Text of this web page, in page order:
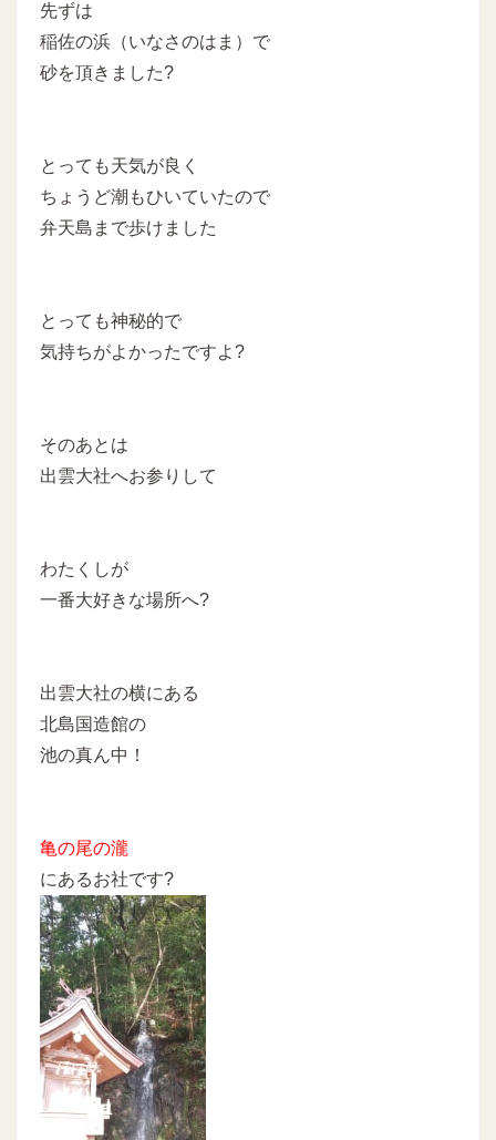
先ずは
稲佐の浜（いなさのはま）で
砂を頂きました?
とっても天気が良く
ちょうど潮もひいていたので
弁天島まで歩けました
とっても神秘的で
気持ちがよかったですよ?
そのあとは
出雲大社へお参りして
わたくしが
一番大好きな場所へ?
出雲大社の横にある
北島国造館の
池の真ん中！
亀の尾の瀧
にあるお社です?